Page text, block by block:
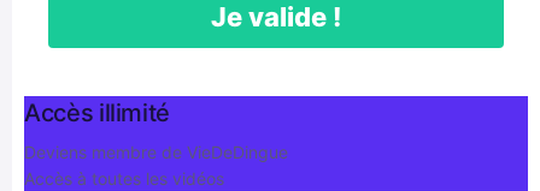
Je valide !
Accès illimité
Deviens membre de VieDeDingue
Accès à toutes les vidéos